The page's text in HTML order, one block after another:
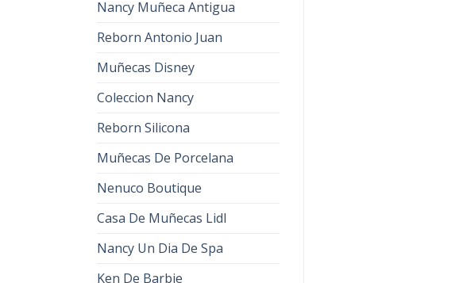
Nancy Muñeca Antigua
Reborn Antonio Juan
Muñecas Disney
Coleccion Nancy
Reborn Silicona
Muñecas De Porcelana
Nenuco Boutique
Casa De Muñecas Lidl
Nancy Un Dia De Spa
Ken De Barbie